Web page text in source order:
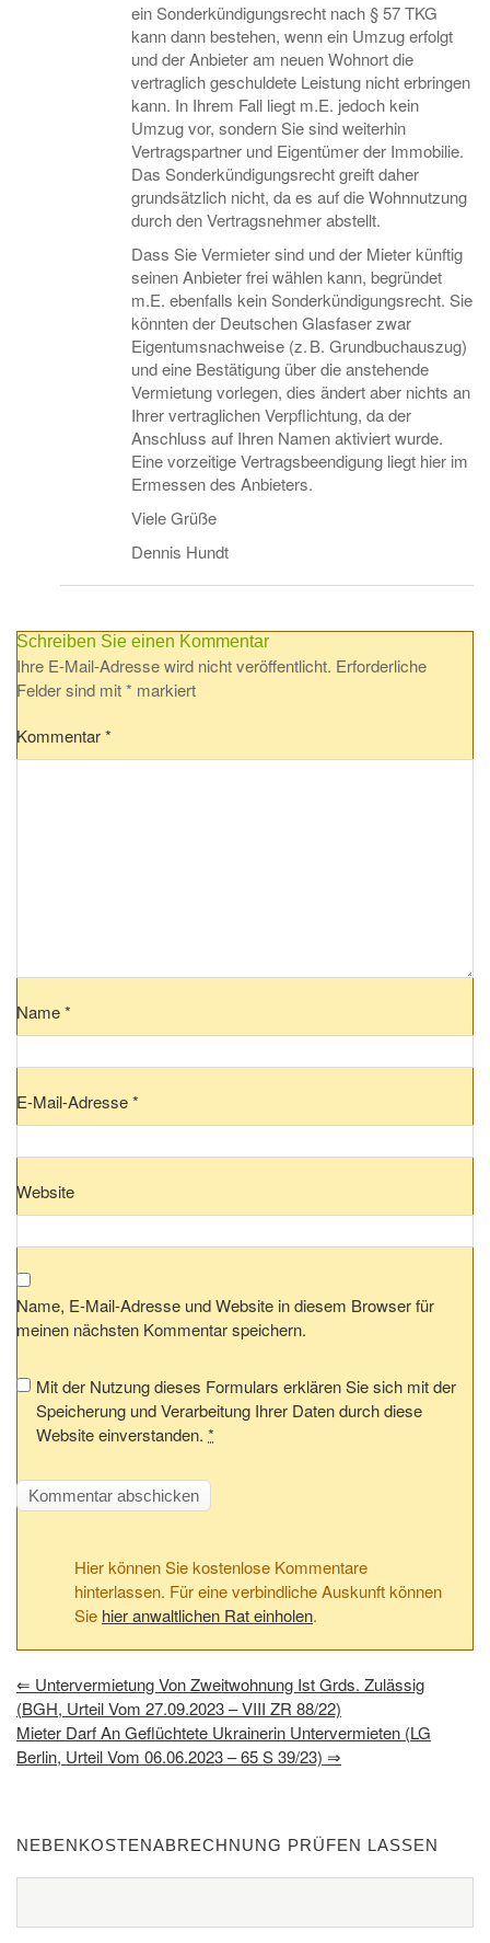
ein Sonderkündigungsrecht nach § 57 TKG
kann dann bestehen, wenn ein Umzug erfolgt
und der Anbieter am neuen Wohnort die
vertraglich geschuldete Leistung nicht erbringen
kann. In Ihrem Fall liegt m.E. jedoch kein
Umzug vor, sondern Sie sind weiterhin
Vertragspartner und Eigentümer der Immobilie.
Das Sonderkündigungsrecht greift daher
grundsätzlich nicht, da es auf die Wohnnutzung
durch den Vertragsnehmer abstellt.
Dass Sie Vermieter sind und der Mieter künftig
seinen Anbieter frei wählen kann, begründet
m.E. ebenfalls kein Sonderkündigungsrecht. Sie
könnten der Deutschen Glasfaser zwar
Eigentumsnachweise (z. B. Grundbuchauszug)
und eine Bestätigung über die anstehende
Vermietung vorlegen, dies ändert aber nichts an
Ihrer vertraglichen Verpflichtung, da der
Anschluss auf Ihren Namen aktiviert wurde.
Eine vorzeitige Vertragsbeendigung liegt hier im
Ermessen des Anbieters.
Viele Grüße
Dennis Hundt
Schreiben Sie einen Kommentar
Ihre E-Mail-Adresse wird nicht veröffentlicht. Erforderliche
Felder sind mit* markiert
Kommentar*
Name*
E-Mail-Adresse*
Website
Name, E-Mail-Adresse und Website in diesem Browser für
meinen nächsten Kommentar speichern.
Mit der Nutzung dieses Formulars erklären Sie sich mit der
Speicherung und Verarbeitung Ihrer Daten durch diese
Website einverstanden. *
Hier können Sie kostenlose Kommentare
hinterlassen. Für eine verbindliche Auskunft können
Sie hier anwaltlichen Rat einholen.
⇐ Untervermietung Von Zweitwohnung Ist Grds. Zulässig
(BGH, Urteil Vom 27.09.2023 – VIII ZR 88/22)
Mieter Darf An Geflüchtete Ukrainerin Untervermieten (LG
Berlin, Urteil Vom 06.06.2023 – 65 S 39/23) ⇒
NEBENKOSTENABRECHNUNG PRÜFEN LASSEN